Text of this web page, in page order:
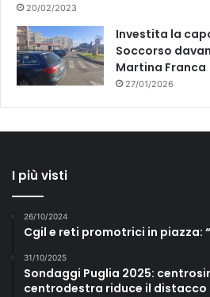
20/02/2023
Investita la
Soccorso
Martina Franca
27/01/2026
I più visti
26/10/2024
Cgil e reti promotrici in piazza:
31/10/2025
Sondaggi Puglia 2025:
centrodestra riduce il distacco